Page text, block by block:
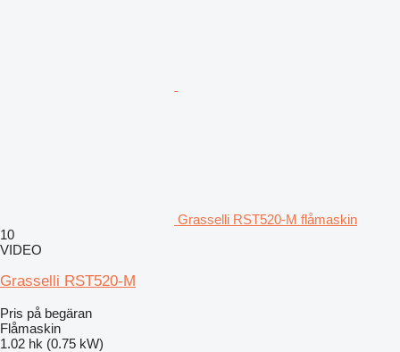
Grasselli RST520-M flåmaskin
10
VIDEO
Grasselli RST520-M
Pris på begäran
Flåmaskin
1.02 hk (0.75 kW)